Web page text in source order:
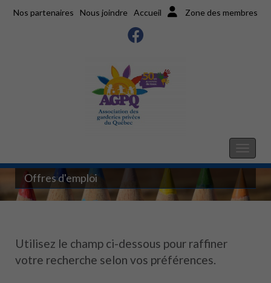
Nos partenaires Nous joindre Accueil Zone des membres
Offres d'emploi
Utilisez le champ ci-dessous pour raffiner
votre recherche selon vos préférences.